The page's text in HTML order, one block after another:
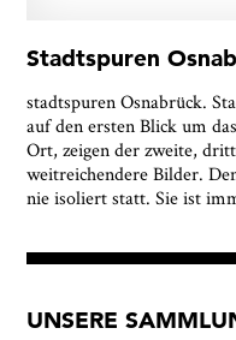
Stadtspuren
stadtspuren Osnabrück.
auf den ersten Blick um
Ort, zeigen der zweite,
weitreichendere Bilder.
nie isoliert statt. Sie ist
UNSERE